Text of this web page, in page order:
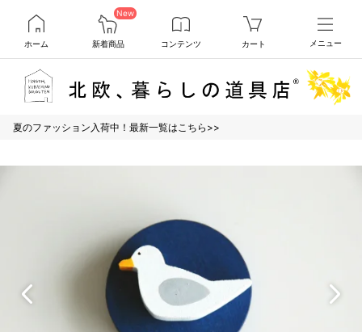
ホーム
New
新着商品 コンテンツ カート メニュー
夏のファッション入荷中！最新一覧はこちら>>